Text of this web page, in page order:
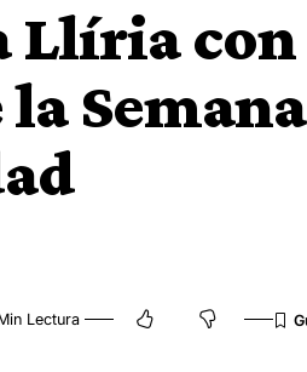
Llíria con
Semana
Lectura